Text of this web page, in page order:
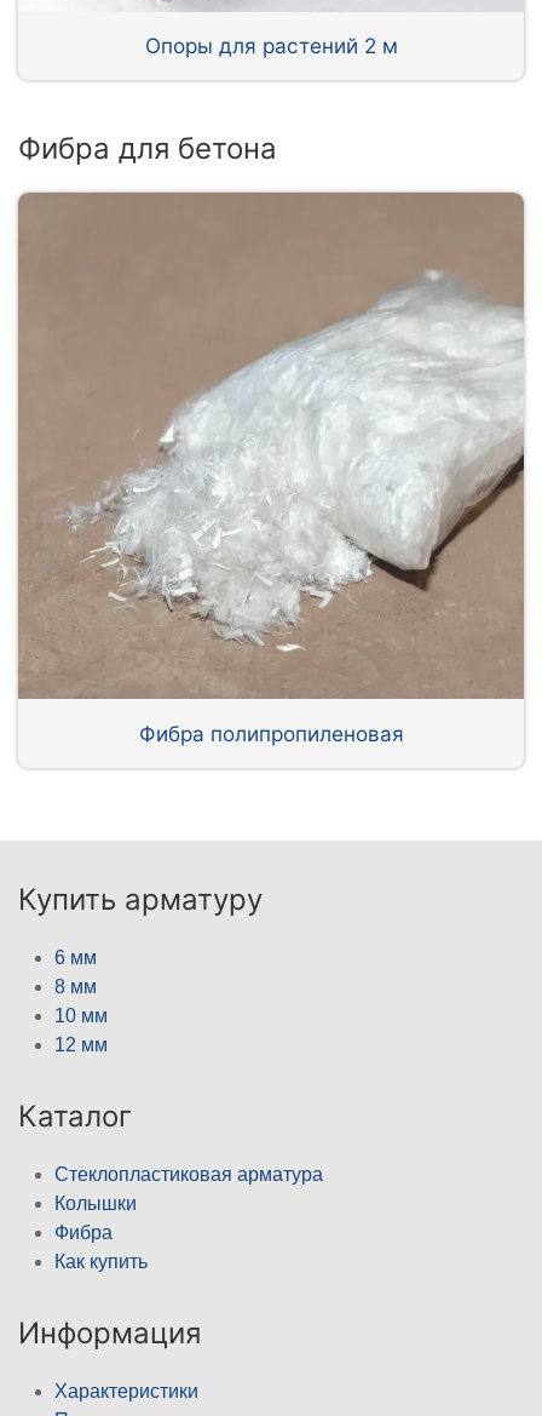
Опоры для растений 2 м
Фибра для бетона
Фибра полипропиленовая
Купить арматуру
6 мм
8 мм
10 мм
12 мм
Каталог
Стеклопластиковая арматура
Колышки
Фибра
Как купить
Информация
Характеристики